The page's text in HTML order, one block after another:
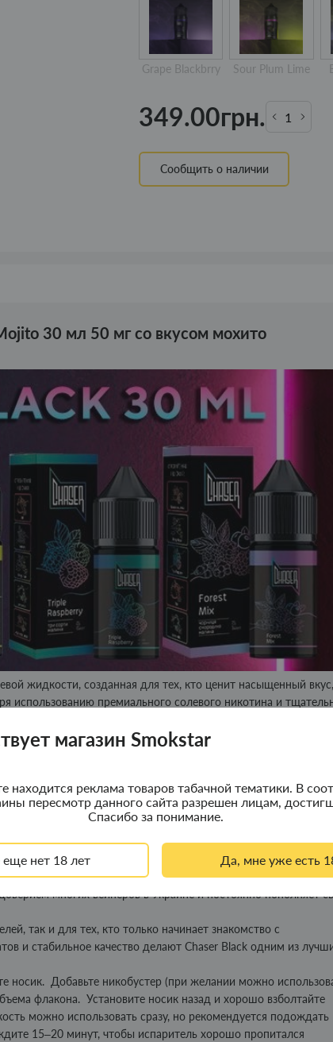
магазин Smokstar
находится реклама товаров табачной тематики. В
пересмотр данного сайта разрешен лицам,
Спасибо за понимание.
нет 18 лет Да, мне уже есть
Grape Blackbrry Sour Plum Lime
349.00грн.
Сообщить о наличии
30 мл 50 мг со вкусом мохито
жидкости, созданная для тех, кто ценит насыщенный вкус,
использованию премиального солевого никотина и
вкус во время парения. Линейка Chaser Black стала
вкусов — от фруктовых и ягодных до
и быстрого приготовления жидкости. В комплекте
с никобустером и глицерином образует сбалансированную
современных подсистем. Благодаря высокой
и мягкий throat hit, а также быстрое насыщение
на 2–3 недели в зависимости от интенсивности
что гарантирует чистый вкус, стабильную
многих вейперов в Украине и постоянно пополняет
так и для тех, кто только начинает знакомство с
и стабильное качество делают Chaser Black одним из
Добавьте никобустер (при желании можно
флакона. Установите носик назад и хорошо взболтайте
можно использовать сразу, но рекомендуется подождать
15–20 минут, чтобы испаритель хорошо пропитался